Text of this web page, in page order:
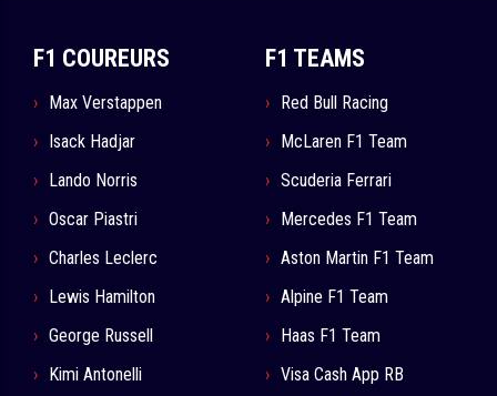
F1 COUREURS
Max Verstappen
Isack Hadjar
Lando Norris
Oscar Piastri
Charles Leclerc
Lewis Hamilton
George Russell
Kimi Antonelli
F1 TEAMS
Red Bull Racing
McLaren F1 Team
Scuderia Ferrari
Mercedes F1 Team
Aston Martin F1 Team
Alpine F1 Team
Haas F1 Team
Visa Cash App RB